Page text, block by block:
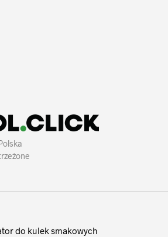
do kulek smakowych